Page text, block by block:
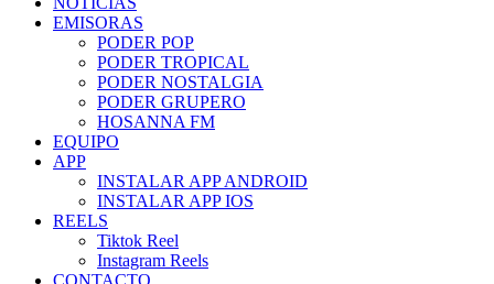
EMISORAS
PODER POP
PODER TROPICAL
PODER NOSTALGIA
PODER GRUPERO
HOSANNA FM
EQUIPO
APP
INSTALAR APP ANDROID
INSTALAR APP IOS
REELS
Tiktok Reel
Instagram Reels
CONTACTO